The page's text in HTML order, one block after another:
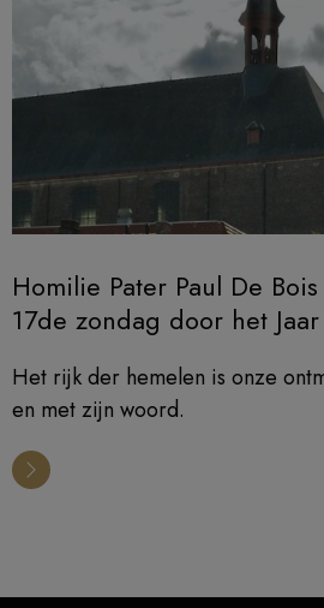
Homilie Pater Paul De
17de zondag door het Jaar
Het rijk der hemelen is onze
en met zijn woord.